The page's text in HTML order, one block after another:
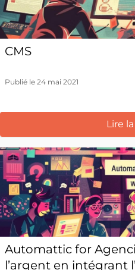
CMS
Publié le 24 mai 2021
Lire
Automattic for
l’argent en intégrant